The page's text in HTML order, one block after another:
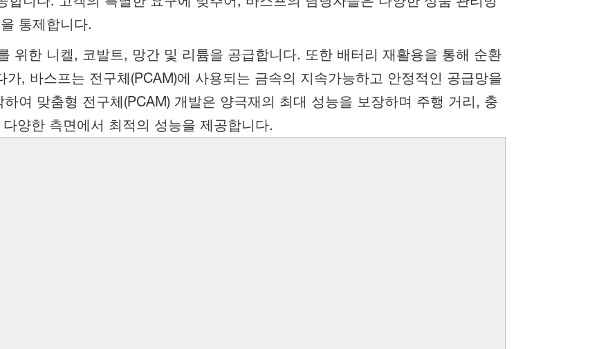
통제합니다.
위한 니켈, 코발트, 망간 및 리튬을 공급합니다. 또한 배터리 재활용을 통해 순환
, 바스프는 전구체(PCAM)에 사용되는 금속의 지속가능하고 안정적인 공급망을
여 맞춤형 전구체(PCAM) 개발은 양극재의 최대 성능을 보장하며 주행 거리, 충
양한 측면에서 최적의 성능을 제공합니다.